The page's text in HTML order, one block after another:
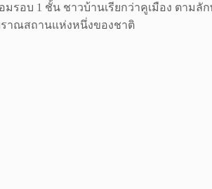
อบ 1 ชั้น ชาวบ้านเรียกว่าคูเมือง ตามลั
ราณสถานแห่งหนึ่งของชาติ